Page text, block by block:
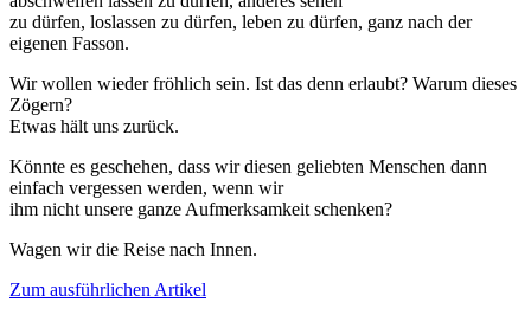
zu dürfen, loslassen zu dürfen, leben zu dürfen, ganz nach der
eigenen Fasson.
Wir wollen wieder fröhlich sein. Ist das denn erlaubt? Warum dieses
Zögern?
Etwas hält uns zurück.
Könnte es geschehen, dass wir diesen geliebten Menschen dann
einfach vergessen werden, wenn wir
ihm nicht unsere ganze Aufmerksamkeit schenken?
Wagen wir die Reise nach Innen.
Zum ausführlichen Artikel